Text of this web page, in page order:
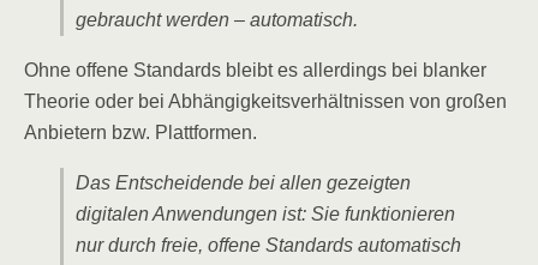
gebraucht werden – automatisch.
Ohne offene Standards bleibt es allerdings bei blanker
Theorie oder bei Abhängigkeitsverhältnissen von großen
Anbietern bzw. Plattformen.
Das Entscheidende bei allen gezeigten
digitalen Anwendungen ist: Sie funktionieren
nur durch freie, offene Standards automatisch